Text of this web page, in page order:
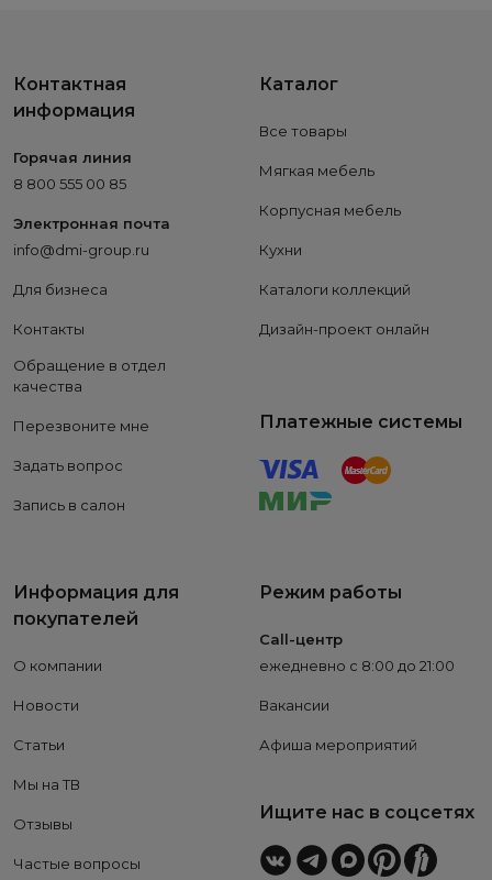
Контактная
информация
Горячая линия
8 800 555 00 85
Электронная почта
info@dmi-group.ru
Для бизнеса
Контакты
Обращение в отдел
качества
Перезвоните мне
Задать вопрос
Запись в салон
Каталог
Все товары
Мягкая мебель
Корпусная мебель
Кухни
Каталоги коллекций
Дизайн-проект онлайн
Платежные системы
Информация для
покупателей
О компании
Новости
Статьи
Мы на ТВ
Отзывы
Частые вопросы
Режим работы
Call-центр
ежедневно с 8:00 до 21:00
Вакансии
Афиша мероприятий
Ищите нас в соцсетях